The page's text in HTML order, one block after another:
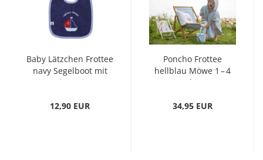
Baby Lätzchen Frottee
navy Segelboot mit
Captain's Dinner
12,90 EUR
Poncho Frottee
hellblau Möwe 1 – 4
Jahre
34,95 EUR